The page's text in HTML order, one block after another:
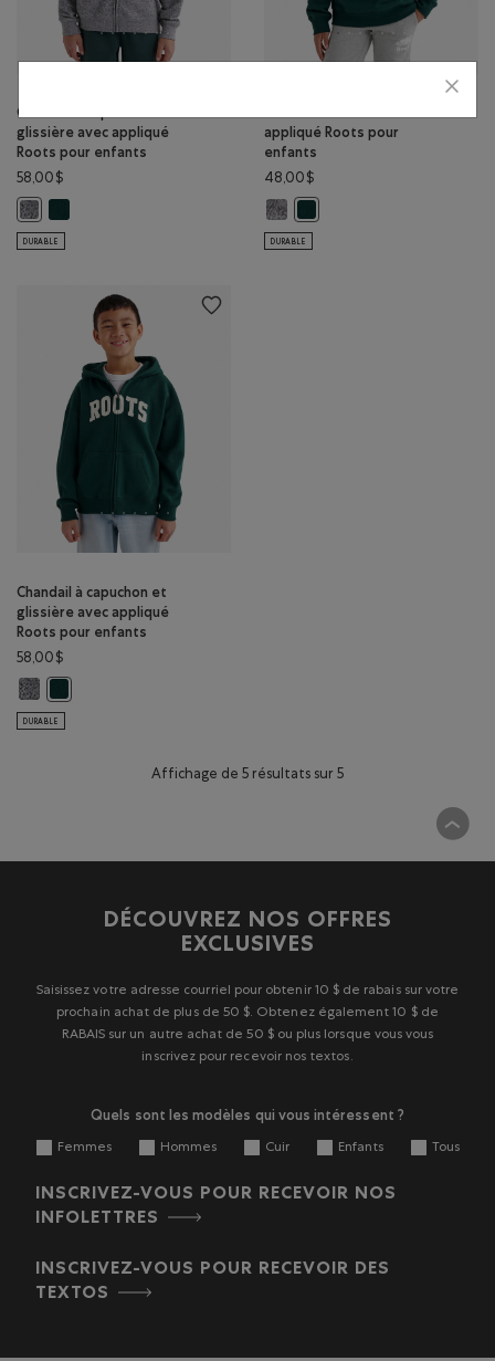
Chandail à capuchon et
glissière avec appliqué
Roots pour enfants
58,00$
Chandail à capuchon et glissière avec appliqué Roots pour enfants: SEL
Chandail à capuchon et glissière avec appliqué Roots pour enfants:
DURABLE
appliqué Roots pour
enfants
48,00$
Chandail en molleton appliqué
DURABLE
Chandail à capuchon et
glissière avec appliqué
Roots pour enfants
58,00$
Chandail à capuchon et glissière avec appliqué Roots pour enfants: SEL
DURABLE
Affichage de 5 résultats sur 5
DÉCOUVREZ NOS OFFRES
EXCLUSIVES
Saisissez votre adresse courriel pour obtenir 10 $ de rabais sur votre
prochain achat de plus de 50 $. Obtenez également 10 $ de
RABAIS sur un autre achat de 50 $ ou plus lorsque vous vous
inscrivez pour recevoir nos textos.
Quels sont les modèles qui vous intéressent ?
Femmes Hommes Cuir Enfants Tous
INSCRIVEZ-VOUS POUR RECEVOIR NOS
INFOLETTRES
INSCRIVEZ-VOUS POUR RECEVOIR DES
TEXTOS